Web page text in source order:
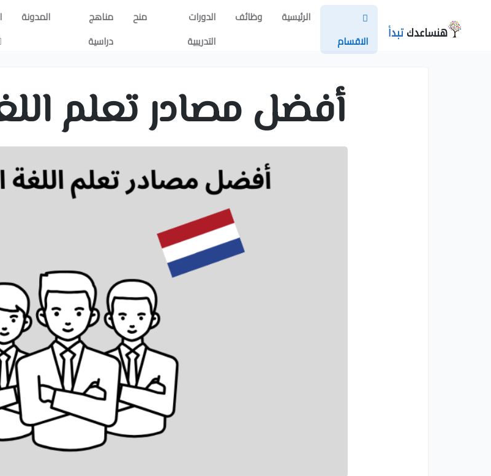
الاقسام
الرئيسية وظائف
الدورات
التدريبية
منح
مناهج
دراسية
المدونة
أفضل مصادر تعلم